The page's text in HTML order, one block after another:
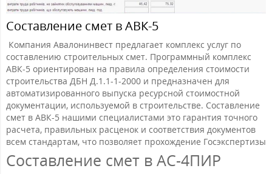
Составление смет в АВК-5
Компания Авалонинвест предлагает комплекс услуг по
составлению строительных смет. Программный комплекс
АВК-5 ориентирован на правила определения стоимости
строительства ДБН Д.1.1-1-2000 и предназначен для
автоматизированного выпуска ресурсной стоимостной
документации, используемой в строительстве. Составление
смет в АВК-5 нашими специалистами это гарантия точного
расчета, правильных расценок и соответствия документов
всем стандартам, что позволяет прохождение Госэкспертизы
Составление смет в АС-4ПИР